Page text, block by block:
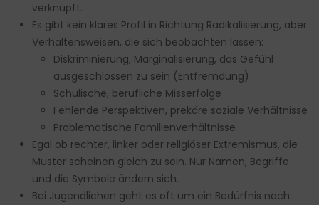
verknüpft.
Es gibt kein klares Profil in Richtung Radikalisierung, aber
Verhaltensweisen, die sich beobachten lassen:
Diskriminierung, Marginalisierung, das Gefühl
ausgeschlossen zu sein (Entfremdung)
Schulische, berufliche Misserfolge
Fehlende Perspektiven, prekäre soziale Verhältnisse
Problematische Familienverhältnisse
Egal ob rechter, linker oder religiöser Extremismus, die
Muster scheinen gleich zu sein. Nur Namen, Begriffe
und die Symbole ändern sich.
Bei Jugendlichen geht es oft um ein Bedürfnis nach